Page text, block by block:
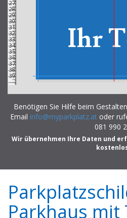
Ihr
27
28
29
30
31
32
33
34
35
36
37
38
39
Benötigen Sie Hilfe beim
Email info@myparkplatz.at oder
081 990
Wir übernehmen Ihre Daten und
Parkhaus mit